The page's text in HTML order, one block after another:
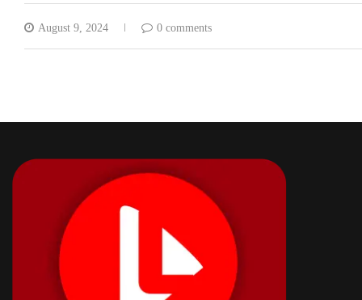
August 9, 2024 0 comments